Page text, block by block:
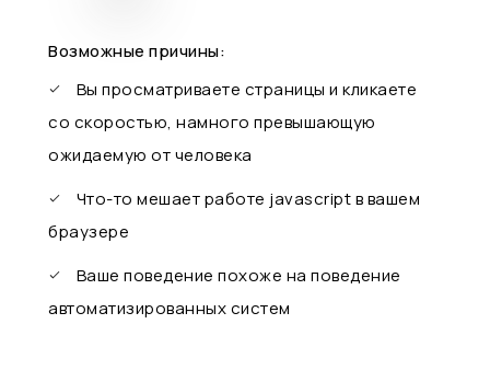
Возможные причины:
Вы просматриваете страницы и кликаете
со скоростью, намного превышающую
ожидаемую от человека
Что-то мешает работе javascript в вашем
браузере
Ваше поведение похоже на поведение
автоматизированных систем